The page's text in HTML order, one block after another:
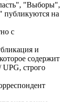
"Выборы",
на
с
и
содержит
строго